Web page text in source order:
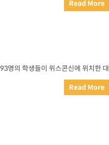
Read More
명의 학생들이 위스콘신에 위치한 대
Read More